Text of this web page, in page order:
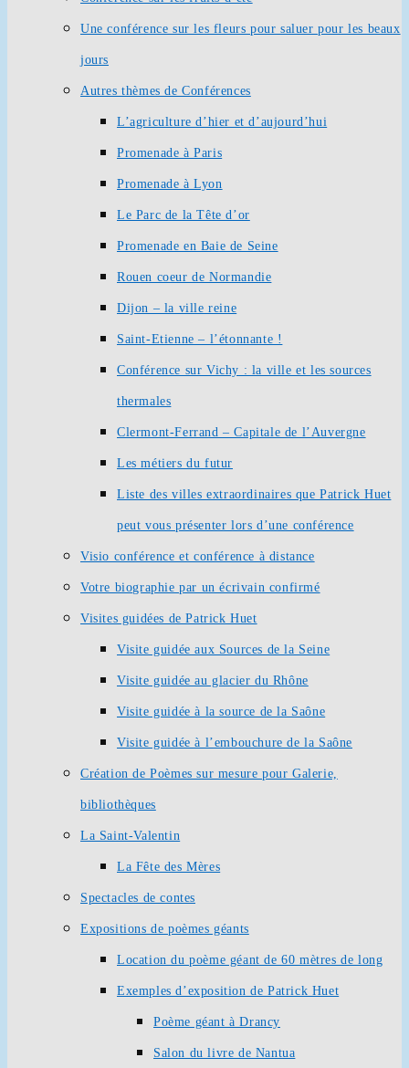
Une conférence sur les fleurs pour saluer pour les beaux
jours
Autres thèmes de Conférences
L’agriculture d’hier et d’aujourd’hui
Promenade à Paris
Promenade à Lyon
Le Parc de la Tête d’or
Promenade en Baie de Seine
Rouen coeur de Normandie
Dijon – la ville reine
Saint-Etienne – l’étonnante !
Conférence sur Vichy : la ville et les sources
thermales
Clermont-Ferrand – Capitale de l’Auvergne
Les métiers du futur
Liste des villes extraordinaires que Patrick Huet
peut vous présenter lors d’une conférence
Visio conférence et conférence à distance
Votre biographie par un écrivain confirmé
Visites guidées de Patrick Huet
Visite guidée aux Sources de la Seine
Visite guidée au glacier du Rhône
Visite guidée à la source de la Saône
Visite guidée à l’embouchure de la Saône
Création de Poèmes sur mesure pour Galerie,
bibliothèques
La Saint-Valentin
La Fête des Mères
Spectacles de contes
Expositions de poèmes géants
Location du poème géant de 60 mètres de long
Exemples d’exposition de Patrick Huet
Poème géant à Drancy
Salon du livre de Nantua